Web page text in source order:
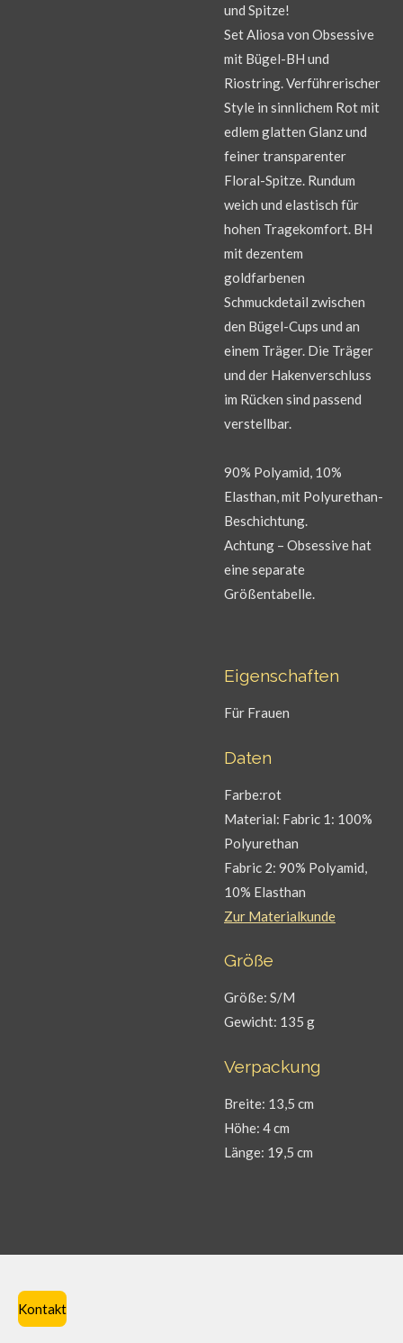
und Spitze!
Set Aliosa von Obsessive
mit Bügel-BH und
Riostring. Verführerischer
Style in sinnlichem Rot mit
edlem glatten Glanz und
feiner transparenter
Floral-Spitze. Rundum
weich und elastisch für
hohen Tragekomfort. BH
mit dezentem
goldfarbenen
Schmuckdetail zwischen
den Bügel-Cups und an
einem Träger. Die Träger
und der Hakenverschluss
im Rücken sind passend
verstellbar.
90% Polyamid, 10%
Elasthan, mit Polyurethan-
Beschichtung.
Achtung – Obsessive hat
eine separate
Größentabelle.
Eigenschaften
Für Frauen
Daten
Farbe:rot
Material: Fabric 1: 100%
Polyurethan
Fabric 2: 90% Polyamid,
10% Elasthan
Zur Materialkunde
Größe
Größe: S/M
Gewicht: 135 g
Verpackung
Breite: 13,5 cm
Höhe: 4 cm
Länge: 19,5 cm
Kontakt